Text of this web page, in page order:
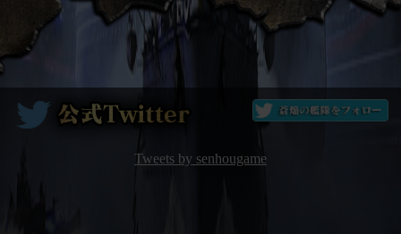
Tweets by senhougame